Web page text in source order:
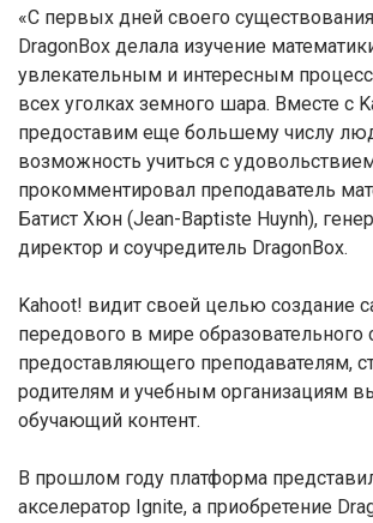
«С первых дней своего
DragonBox делала изучение
увлекательным и интересным
всех уголках земного шара. Вместе с
предоставим еще большему числу
возможность учиться с
прокомментировал преподаватель
Батист Хюн (Jean-Baptiste Huynh),
директор и соучредитель DragonBox.
Kahoot! видит своей целью создание
передового в мире образовательного
предоставляющего преподавателям,
родителям и учебным организациям
обучающий контент.
В прошлом году платформа
акселератор Ignite, а приобретение